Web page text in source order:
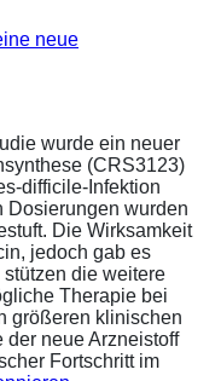
neue
wurde ein neuer
(CRS3123)
difficile-Infektion
Dosierungen wurden
Die Wirksamkeit
jedoch gab es
die weitere
Therapie bei
größeren klinischen
der neue Arzneistoff
Fortschritt im